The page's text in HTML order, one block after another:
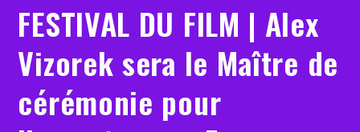
FESTIVAL DU FILM | Alex
Vizorek sera le Maître de
cérémonie pour